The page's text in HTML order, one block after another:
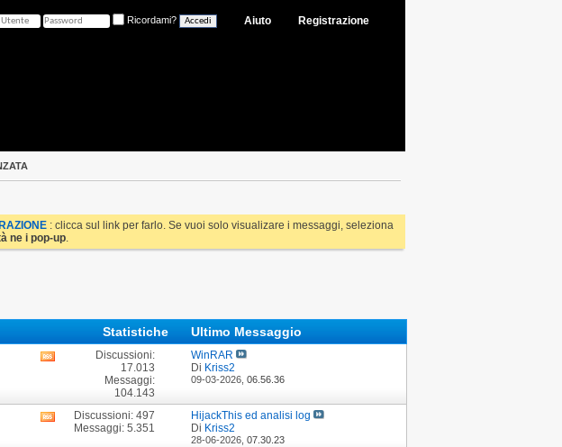
Registrazione
Aiuto
Ricordami?
: clicca sul link per farlo. Se vuoi solo visualizare i messaggi, seleziona
ne i pop-up.
Statistiche Ultimo Messaggio
Visualizza
questo
Discussioni:
17.013
Messaggi:
104.143
WinRAR
Di Kriss2
09-03-2026, 06.56.36
Visualizza
Discussioni: 497
Messaggi: 5.351
HijackThis ed analisi log
Di Kriss2
28-06-2026, 07.30.23